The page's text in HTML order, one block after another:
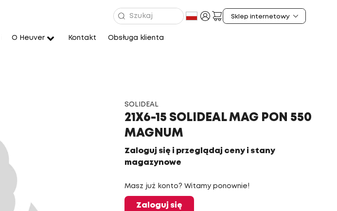
O Heuver Kontakt Obsługa klienta
SOLIDEAL
21X6-15 SOLIDEAL MAG PON 550
MAGNUM
Zaloguj się i przeglądaj ceny i stany
magazynowe
Masz już konto? Witamy ponownie!
Zaloguj się